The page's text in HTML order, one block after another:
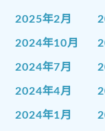
2025年2月
2024年10月
2024年7月
2024年4月
2024年1月